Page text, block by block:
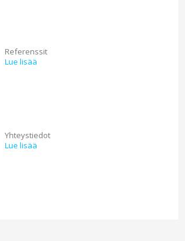
Referenssit
Lue lisää
Yhteystiedot
Lue lisää